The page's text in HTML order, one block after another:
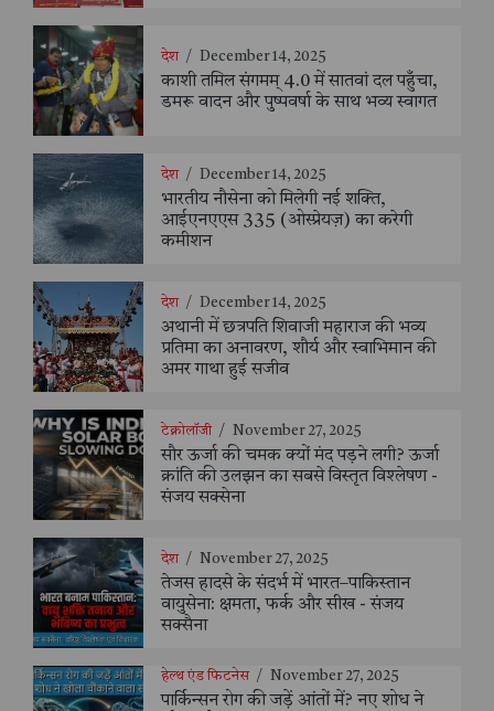
देश / December 14, 2025
काशी तमिल संगमम् 4.0 में सातवां दल पहुँचा,
डमरू वादन और पुष्पवर्षा के साथ भव्य स्वागत
देश / December 14, 2025
भारतीय नौसेना को मिलेगी नई शक्ति,
आईएनएएस 335 (ओस्प्रेयज़) का करेगी
कमीशन
देश / December 14, 2025
अथानी में छत्रपति शिवाजी महाराज की भव्य
प्रतिमा का अनावरण, शौर्य और स्वाभिमान की
अमर गाथा हुई सजीव
टेक्नोलॉजी / November 27, 2025
सौर ऊर्जा की चमक क्यों मंद पड़ने लगी? ऊर्जा
क्रांति की उलझन का सबसे विस्तृत विश्लेषण -
संजय सक्सेना
देश / November 27, 2025
तेजस हादसे के संदर्भ में भारत–पाकिस्तान
वायुसेना: क्षमता, फर्क और सीख - संजय
सक्सैना
हेल्थ एंड फिटनेस / November 27, 2025
पार्किन्सन रोग की जड़ें आंतों में? नए शोध ने